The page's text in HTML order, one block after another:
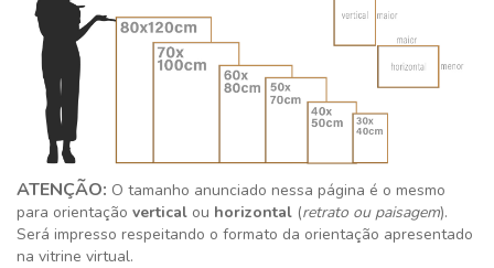
ATENÇÃO: O tamanho anunciado nessa página é o mesmo
para orientação vertical ou horizontal (retrato ou paisagem).
Será impresso respeitando o formato da orientação apresentado
na vitrine virtual.